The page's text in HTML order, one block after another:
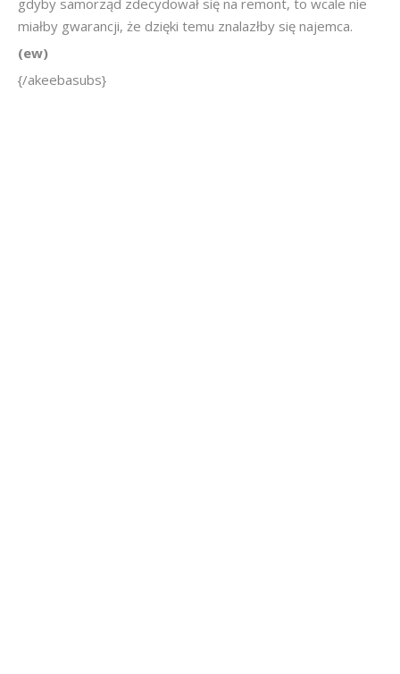
gdyby samorząd zdecydował się na remont, to wcale nie
miałby gwarancji, że dzięki temu znalazłby się najemca.
(ew)
{/akeebasubs}